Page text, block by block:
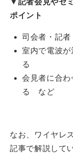
▼記者会見やセ
ポイント
司会者・記
室内で電波
る
会見者に合
る など
なお、ワイヤレ
記事で解説して